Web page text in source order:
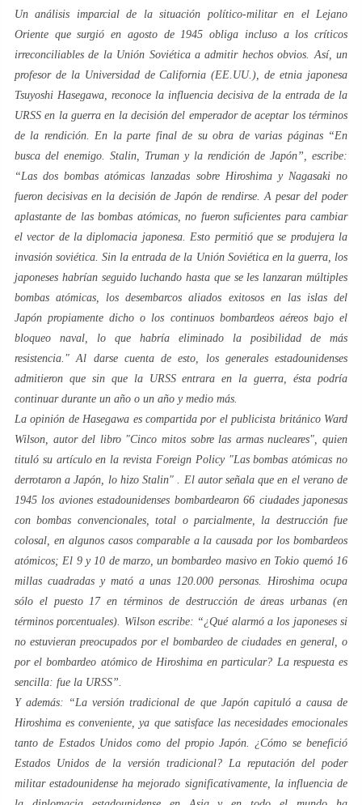
Un análisis imparcial de la situación político-militar en el Lejano
Oriente que surgió en agosto de 1945 obliga incluso a los críticos
irreconciliables de la Unión Soviética a admitir hechos obvios. Así, un
profesor de la Universidad de California (EE.UU.), de etnia japonesa
Tsuyoshi Hasegawa, reconoce la influencia decisiva de la entrada de la
URSS en la guerra en la decisión del emperador de aceptar los términos
de la rendición. En la parte final de su obra de varias páginas “En
busca del enemigo. Stalin, Truman y la rendición de Japón”, escribe:
“Las dos bombas atómicas lanzadas sobre Hiroshima y Nagasaki no
fueron decisivas en la decisión de Japón de rendirse. A pesar del poder
aplastante de las bombas atómicas, no fueron suficientes para cambiar
el vector de la diplomacia japonesa. Esto permitió que se produjera la
invasión soviética. Sin la entrada de la Unión Soviética en la guerra, los
japoneses habrían seguido luchando hasta que se les lanzaran múltiples
bombas atómicas, los desembarcos aliados exitosos en las islas del
Japón propiamente dicho o los continuos bombardeos aéreos bajo el
bloqueo naval, lo que habría eliminado la posibilidad de más
resistencia." Al darse cuenta de esto, los generales estadounidenses
admitieron que sin que la URSS entrara en la guerra, ésta podría
continuar durante un año o un año y medio más.
La opinión de Hasegawa es compartida por el publicista británico Ward
Wilson, autor del libro "Cinco mitos sobre las armas nucleares", quien
tituló su artículo en la revista Foreign Policy "Las bombas atómicas no
derrotaron a Japón, lo hizo Stalin" . El autor señala que en el verano de
1945 los aviones estadounidenses bombardearon 66 ciudades japonesas
con bombas convencionales, total o parcialmente, la destrucción fue
colosal, en algunos casos comparable a la causada por los bombardeos
atómicos; El 9 y 10 de marzo, un bombardeo masivo en Tokio quemó 16
millas cuadradas y mató a unas 120.000 personas. Hiroshima ocupa
sólo el puesto 17 en términos de destrucción de áreas urbanas (en
términos porcentuales). Wilson escribe: “¿Qué alarmó a los japoneses si
no estuvieran preocupados por el bombardeo de ciudades en general, o
por el bombardeo atómico de Hiroshima en particular? La respuesta es
sencilla: fue la URSS”.
Y además: “La versión tradicional de que Japón capituló a causa de
Hiroshima es conveniente, ya que satisface las necesidades emocionales
tanto de Estados Unidos como del propio Japón. ¿Cómo se benefició
Estados Unidos de la versión tradicional? La reputación del poder
militar estadounidense ha mejorado significativamente, la influencia de